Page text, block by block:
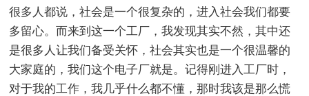
很多人都说，社会是一个很复杂的，进入社会我们都要
多留心。而来到这一个工厂，我发现其实不然，其中还
是很多人让我们备受关怀，社会其实也是一个很温馨的
大家庭的，我们这个电子厂就是。记得刚进入工厂时，
对于我的工作，我几乎什么都不懂，那时我该是那么慌